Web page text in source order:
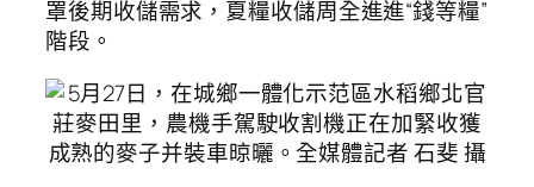
罩後期收儲需求，夏糧收儲周全進進“錢等糧”
階段。